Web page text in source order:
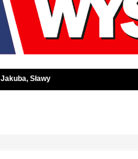
Jakuba, Sławy